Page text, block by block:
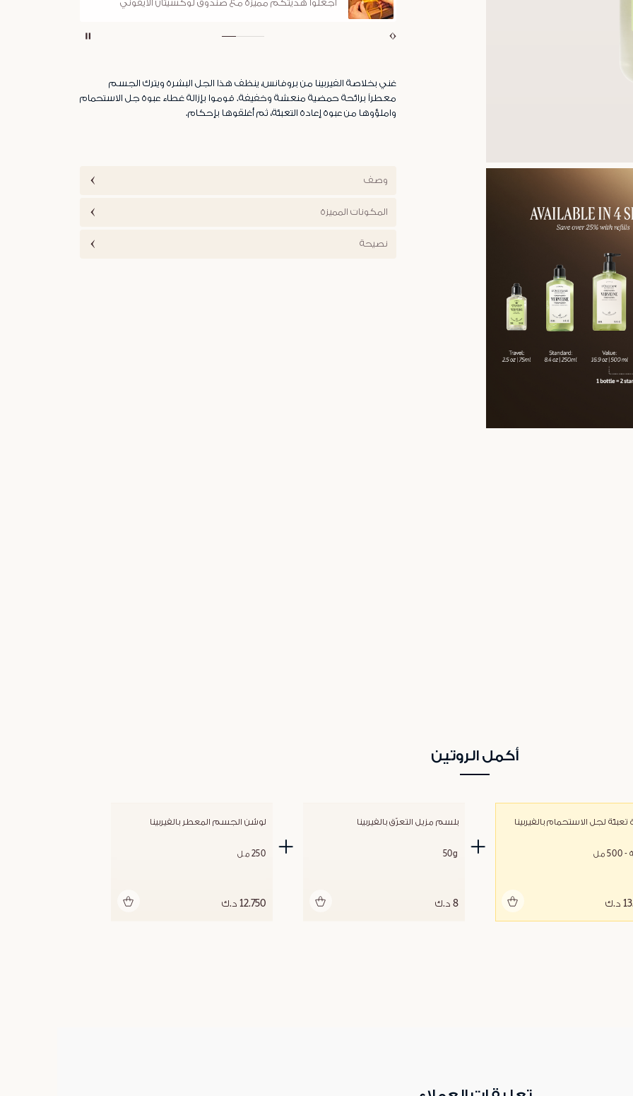
اجعلوا هديتكم مميزة مع صندوق لوكسيتان الأيقوني
غني بخلاصة الفيربينا من بروفانس، ينظف هذا الجل البشرة ويترك الجسم
معطراً برائحة حمضية منعشة وخفيفة. قوموا بإزالة غطاء عبوة جل الاستحمام
واملؤوها من عبوة إعادة التعبئة، ثم أغلقوها بإحكام.
وصف
المكونات المميزة
نصيحة
أكمل الروتين
تعبئة لجل الاستحمام بالفيربينا
مل
د.ك
بلسم مزيل التعرّق بالفيربينا
50g
8 د.ك
لوشن الجسم المعطر بالفيربينا
250 مل
12.750 د.ك